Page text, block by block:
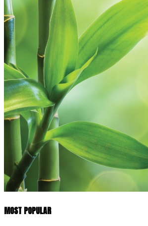
MOST POPULAR